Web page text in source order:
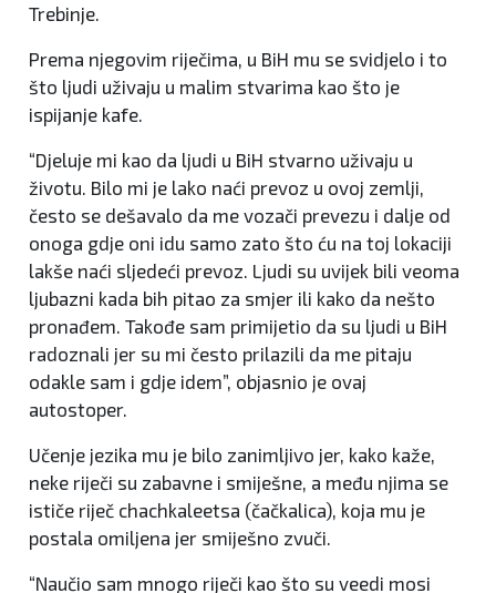
Trebinje.
Prema njegovim riječima, u BiH mu se svidjelo i to
što ljudi uživaju u malim stvarima kao što je
ispijanje kafe.
“Djeluje mi kao da ljudi u BiH stvarno uživaju u
životu. Bilo mi je lako naći prevoz u ovoj zemlji,
često se dešavalo da me vozači prevezu i dalje od
onoga gdje oni idu samo zato što ću na toj lokaciji
lakše naći sljedeći prevoz. Ljudi su uvijek bili veoma
ljubazni kada bih pitao za smjer ili kako da nešto
pronađem. Takođe sam primijetio da su ljudi u BiH
radoznali jer su mi često prilazili da me pitaju
odakle sam i gdje idem”, objasnio je ovaj
autostoper.
Učenje jezika mu je bilo zanimljivo jer, kako kaže,
neke riječi su zabavne i smiješne, a među njima se
ističe riječ chachkaleetsa (čačkalica), koja mu je
postala omiljena jer smiješno zvuči.
“Naučio sam mnogo riječi kao što su veedi mosi